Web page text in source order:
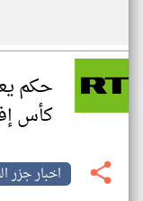
حكم
كأس
اخبار جزر